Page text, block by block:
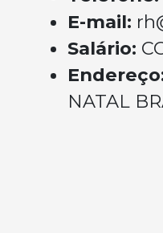
E-mail:
Salário:
NATAL